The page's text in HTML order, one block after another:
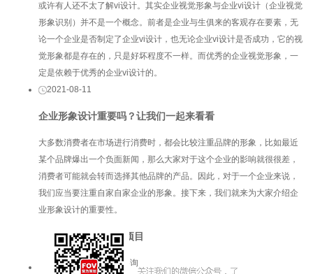
或许有人还不太了解vi设计。其实企业视觉形象与企业vi设计（企业视觉
形象识别）并不是一个概念。前者是企业与生俱来的客观存在要素，无
论一个企业是否制定了企业vi设计，也无论企业vi设计是否成功，它的视
觉形象都是存在的，只是好坏程度不一样。而优秀的企业视觉形象，一
定是依赖于优秀的企业vi设计的。
2021-08-11
企业形象设计重要吗？让我们一起来看看
大多数消费者在市场进行消费时，都会比较注重品牌的形象，比如最近
某个品牌爆出一个负面新闻，那么大家对于这个企业的影响就很很差，
消费者可能就会转而选择其他品牌的产品。因此，对于一个企业来说，
我们应当要注重自家自家企业的形象。接下来，我们就来为大家介绍企
业形象设计的重要性。
服务项目
品牌咨询